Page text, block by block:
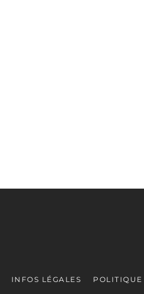
INFOS LÉGALES